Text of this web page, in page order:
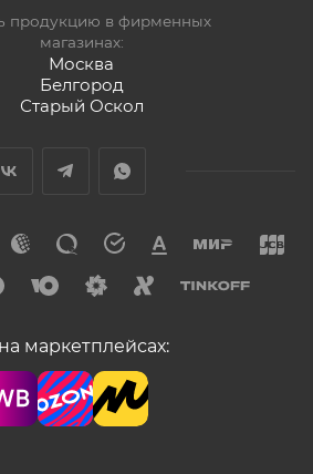
продукцию в фирменных
магазинах:
Москва
Белгород
Старый Оскол
маркетплейсах: